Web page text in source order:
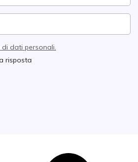
dati personali.
risposta